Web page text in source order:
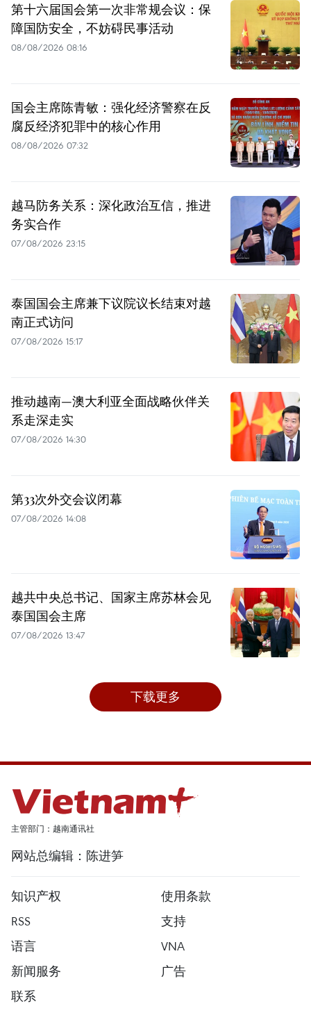
第十六届国会第一次非常规会议：保
障国防安全，不妨碍民事活动
08/08/2026 08:16
国会主席陈青敏：强化经济警察在反
腐反经济犯罪中的核心作用
08/08/2026 07:32
越马防务关系：深化政治互信，推进
务实合作
07/08/2026 23:15
泰国国会主席兼下议院议长结束对越
南正式访问
07/08/2026 15:17
推动越南—澳大利亚全面战略伙伴关
系走深走实
07/08/2026 14:30
第33次外交会议闭幕
07/08/2026 14:08
越共中央总书记、国家主席苏林会见
泰国国会主席
07/08/2026 13:47
下载更多
主管部门：越南通讯社
网站总编辑：陈进笋
知识产权
使用条款
RSS
支持
语言
VNA
新闻服务
广告
联系